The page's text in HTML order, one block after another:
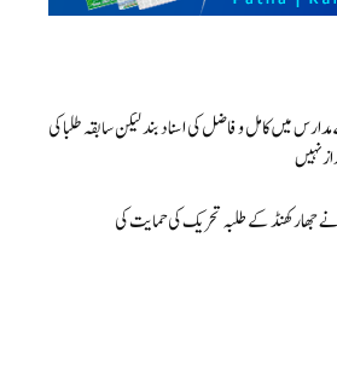
میں کامل و فاضل کی اسناد بند لیکن سابقہ طلبا کی
نہیں
جھارکھنڈ کے طلبہ تحریک کی حمایت کی